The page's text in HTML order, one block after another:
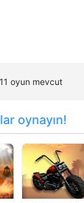
oyun mevcut
oynayın!